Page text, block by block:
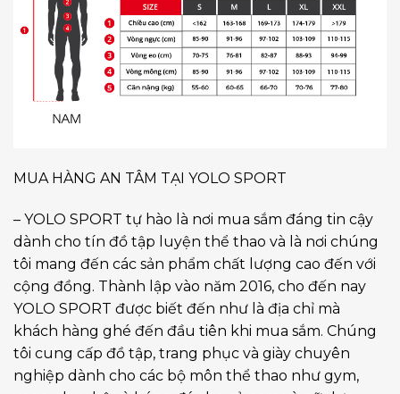
MUA HÀNG AN TÂM TẠI YOLO SPORT
– YOLO SPORT tự hào là nơi mua sắm đáng tin cậy
dành cho tín đồ tập luyện thể thao và là nơi chúng
tôi mang đến các sản phẩm chất lượng cao đến với
cộng đồng. Thành lập vào năm 2016, cho đến nay
YOLO SPORT được biết đến như là địa chỉ mà
khách hàng ghé đến đầu tiên khi mua sắm. Chúng
tôi cung cấp đồ tập, trang phục và giày chuyên
nghiệp dành cho các bộ môn thể thao như gym,